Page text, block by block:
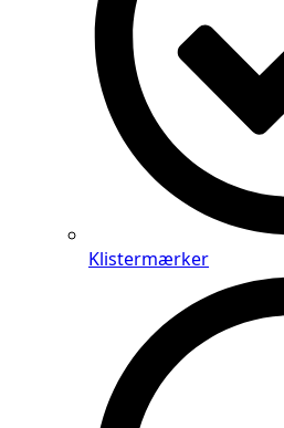
Klistermærker